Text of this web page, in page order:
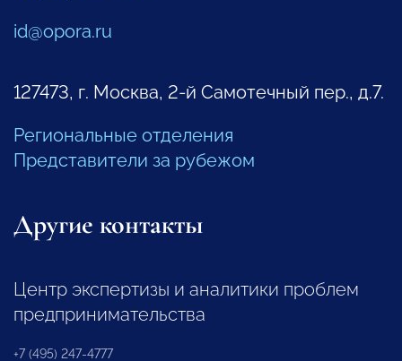
id@opora.ru
127473, г. Москва, 2-й Самотечный пер., д.7.
Региональные отделения
Представители за рубежом
Другие контакты
Центр экспертизы и аналитики проблем
предпринимательства
+7 (495) 247-4777